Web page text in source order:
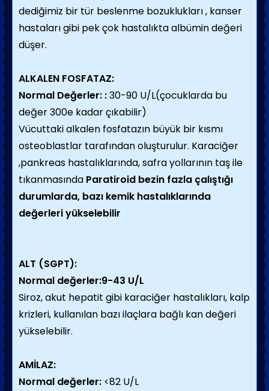
dediğimiz bir tür beslenme bozuklukları , kanser
hastaları gibi pek çok hastalıkta albümin değeri
düşer.
ALKALEN FOSFATAZ:
Normal Değerler: :30-90 U/L(çocuklarda bu
değer 300e kadar çıkabilir)
Vücuttaki alkalen fosfatazın büyük bir kısmı
osteoblastlar tarafından oluşturulur. Karaciğer
,pankreas hastalıklarında, safra yollarının taş ile
tıkanmasında Paratiroid bezin fazla çalıştığı
durumlarda, bazı kemik hastalıklarında
değerleri yükselebilir
ALT (SGPT):
Normal değerler:9-43 U/L
Siroz, akut hepatit gibi karaciğer hastalıkları, kalp
krizleri, kullanılan bazı ilaçlara bağlı kan değeri
yükselebilir.
AMİLAZ:
Normal değerler: <82 U/L